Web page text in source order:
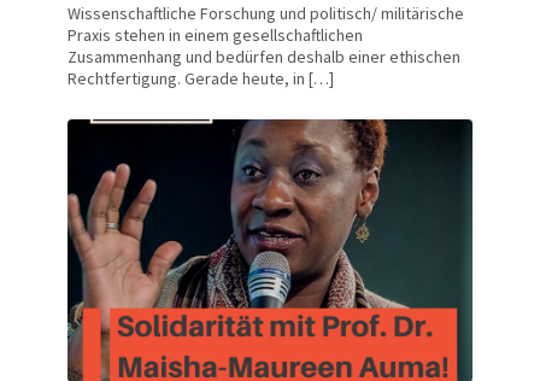
Wissenschaftliche Forschung und politisch/ militärische
Praxis stehen in einem gesellschaftlichen
Zusammenhang und bedürfen deshalb einer ethischen
Rechtfertigung. Gerade heute, in […]